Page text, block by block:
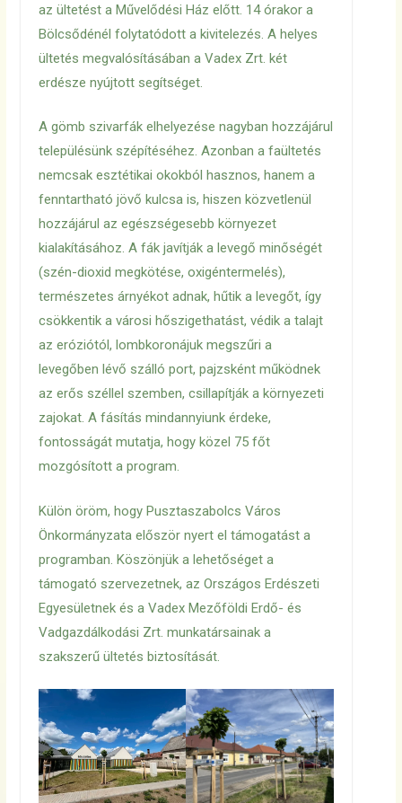
az ültetést a Művelődési Ház előtt. 14 órakor a
Bölcsődénél folytatódott a kivitelezés. A helyes
ültetés megvalósításában a Vadex Zrt. két
erdésze nyújtott segítséget.
A gömb szivarfák elhelyezése nagyban hozzájárul
településünk szépítéséhez. Azonban a faültetés
nemcsak esztétikai okokból hasznos, hanem a
fenntartható jövő kulcsa is, hiszen közvetlenül
hozzájárul az egészségesebb környezet
kialakításához. A fák javítják a levegő minőségét
(szén-dioxid megkötése, oxigéntermelés),
természetes árnyékot adnak, hűtik a levegőt, így
csökkentik a városi hőszigethatást, védik a talajt
az eróziótól, lombkoronájuk megszűri a
levegőben lévő szálló port, pajzsként működnek
az erős széllel szemben, csillapítják a környezeti
zajokat. A fásítás mindannyiunk érdeke,
fontosságát mutatja, hogy közel 75 főt
mozgósított a program.
Külön öröm, hogy Pusztaszabolcs Város
Önkormányzata először nyert el támogatást a
programban. Köszönjük a lehetőséget a
támogató szervezetnek, az Országos Erdészeti
Egyesületnek és a Vadex Mezőföldi Erdő- és
Vadgazdálkodási Zrt. munkatársainak a
szakszerű ültetés biztosítását.